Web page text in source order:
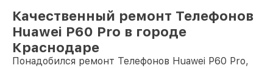
Качественный ремонт Телефонов
Huawei P60 Pro в городе
Краснодаре
Понадобился ремонт Телефонов Huawei P60 Pro,